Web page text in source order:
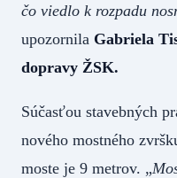
čo viedlo k rozpadu
upozornila Gabriela
dopravy ŽSK.
Súčasťou stavebných
nového mostného
moste je 9 metrov. „